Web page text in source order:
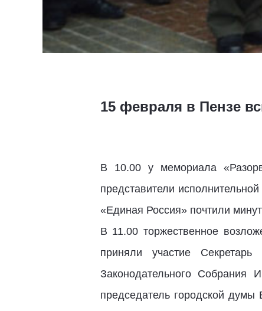
15 февраля в Пензе
В 10.00 у мемориала
представители
«Единая Россия» почтили
В 11.00 торжественное
приняли участие Секретарь
Законодательного Собрания
председатель городской думы